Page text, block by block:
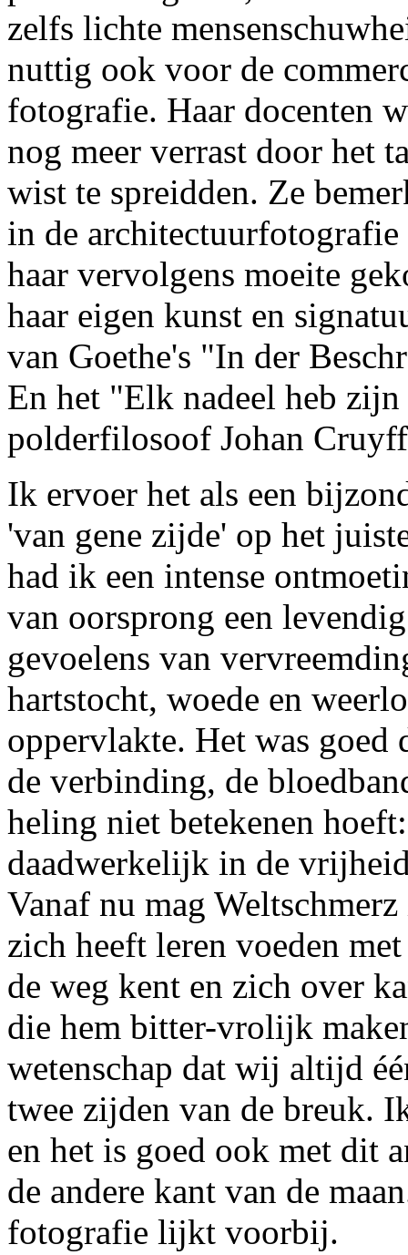
zelfs lichte
nuttig ook voor de
fotografie. Haar docenten
nog meer verrast door het
wist te spreidden. Ze
in de
haar vervolgens moeite
haar eigen kunst en
van Goethe's "In der
En het "Elk nadeel heb
polderfilosoof Johan
Ik ervoer het als een
'van gene zijde' op het
had ik een intense
van oorsprong een
gevoelens van
hartstocht, woede en
oppervlakte. Het was goed
de verbinding, de
heling niet betekenen
daadwerkelijk in de
Vanaf nu mag
zich heeft leren voeden
de weg kent en zich over
die hem bitter-vrolijk
wetenschap dat wij altijd
twee zijden van de breuk.
en het is goed ook met dit
de andere kant van de
fotografie lijkt voorbij.